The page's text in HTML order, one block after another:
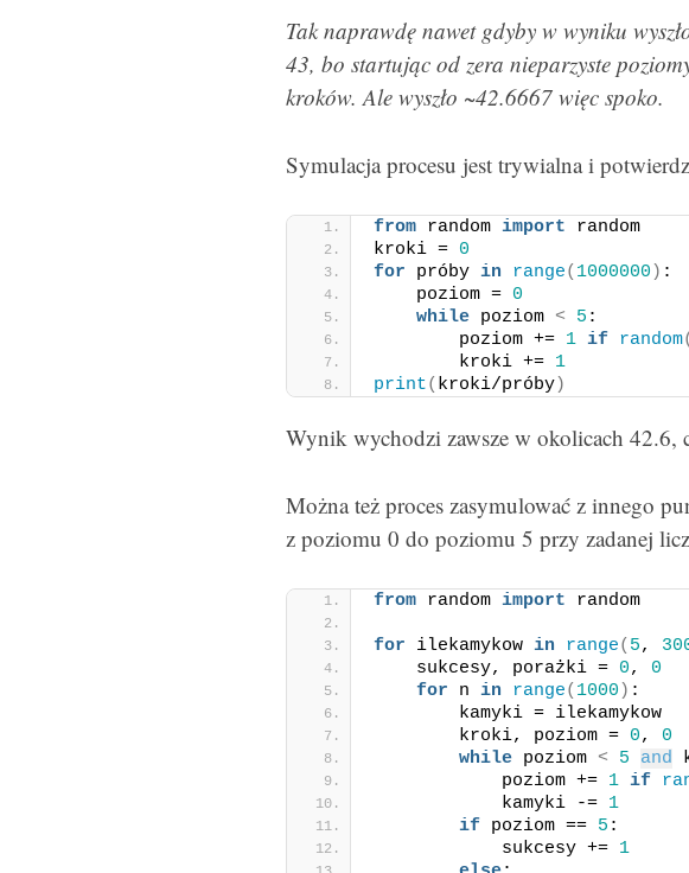
Tak naprawdę nawet gdyby w wyniku
43, bo startując od zera nieparzyste
kroków. Ale wyszło ~42.6667 więc spoko.
Symulacja procesu jest trywialna i
from random import random
kroki = 0
for próby in range( 1000000 ) :
    poziom =
0
while poziom < 5 :
        poziom +=
1 if random
        kroki +=
1
print( kroki/próby)
Wynik wychodzi zawsze w okolicach 42.6,
Można też proces zasymulować z innego
z poziomu 0 do poziomu 5 przy zadanej
from random import random
for ilekamykow in range( 5,
    sukcesy, porażki =
0, 0
for n in range( 1000 ) :
        kamyki = ilekamykow
        kroki, poziom =
0, 0
while poziom < 5 and
            poziom +=
1 if
            kamyki -=
1
if poziom == 5 :
            sukcesy +=
1